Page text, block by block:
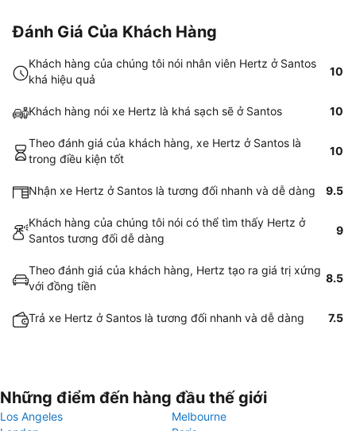
Đánh Giá Của Khách Hàng
Khách hàng của chúng tôi nói nhân viên Hertz ở Santos
khá hiệu quả
10
Khách hàng nói xe Hertz là khá sạch sẽ ở Santos 10
Theo đánh giá của khách hàng, xe Hertz ở Santos là
trong điều kiện tốt
10
Nhận xe Hertz ở Santos là tương đối nhanh và dễ dàng 9.5
Khách hàng của chúng tôi nói có thể tìm thấy Hertz ở
Santos tương đối dễ dàng
9
Theo đánh giá của khách hàng, Hertz tạo ra giá trị xứng
với đồng tiền
8.5
Trả xe Hertz ở Santos là tương đối nhanh và dễ dàng 7.5
Những điểm đến hàng đầu thế giới
Los Angeles
Melbourne